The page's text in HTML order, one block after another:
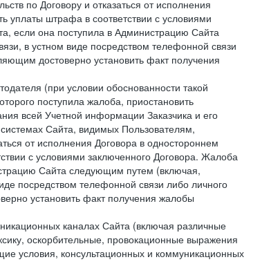
по Договору и отказаться от исполнения
уплаты штрафа в соответствии с условиями
если она поступила в Администрацию Сайта
в устном виде посредством телефонной связи
достоверно установить факт получения
(при условии обоснованности такой
поступила жалоба, приостановить
всей Учетной информации Заказчика и его
Сайта, видимых Пользователям,
от исполнения Договора в одностороннем
с условиями заключенного Договора. Жалоба
Сайта следующим путем (включая,
посредством телефонной связи либо личного
установить факт получения жалобы
каналах Сайта (включая различные
оскорбительные, провокационные выражения
условия, консультационных и коммуникационных